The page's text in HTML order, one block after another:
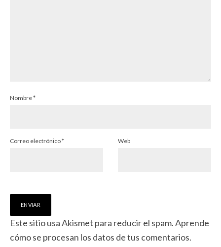
Nombre*
Correo electrónico* Web
Este sitio usa Akismet para reducir el spam.Aprende
cómo se procesan los datos de tus comentarios.